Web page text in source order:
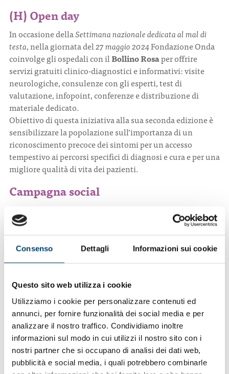
Consenso Dettagli Informazioni sui cookie
Questo sito web utilizza i cookie
Utilizziamo i cookie per personalizzare contenuti ed
annunci, per fornire funzionalità dei social media e per
analizzare il nostro traffico. Condividiamo inoltre
informazioni sul modo in cui utilizzi il nostro sito con i
nostri partner che si occupano di analisi dei dati web,
pubblicità e social media, i quali potrebbero combinarle
(H) Open day
In occasione dellaSettimana nazionale dedicata al mal di
testa, nella giornata del27 maggio 2024Fondazione Onda
coinvolge gli ospedali con ilBollino Rosaper offrire
servizi gratuiti clinico-diagnostici e informativi: visite
neurologiche, consulenze con gli esperti, test di
valutazione, infopoint, conferenze e distribuzione di
materiale dedicato.
Obiettivo di questa iniziativa alla sua seconda edizione è
sensibilizzare la popolazione sull’importanza di un
riconoscimento precoce dei sintomi per un accesso
tempestivo ai percorsi specifici di diagnosi e cura e per una
migliore qualità di vita dei pazienti.
Campagna social
campagna che avrà come obiettivo quello di informare e
sensibilizzare la popolazione sull’emicrania diffondendo
le informazioni relative all’(H) Open Day.
Con il Patrocinio di
AIDM – Associazione Italiana Donne Medico
ANIRCEF – Associazione Neurologica Italiana per la Ricerca
sulle Cefalee
AINAT – Associazione Italiana Neurologi Ambulatoriali
Territoriali
Al.Ce. Alleanza Cefalalgici – CIRNA Foundation ETS